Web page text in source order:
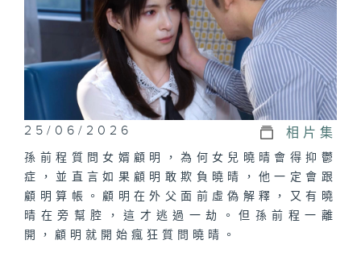
25/06/2026 相片集
孫前程質問女婿顧明，為何女兒曉晴會得抑鬱
症，並直言如果顧明敢欺負曉晴，他一定會跟
顧明算帳。顧明在外父面前虛偽解釋，又有曉
晴在旁幫腔，這才逃過一劫。但孫前程一離
開，顧明就開始瘋狂質問曉晴。